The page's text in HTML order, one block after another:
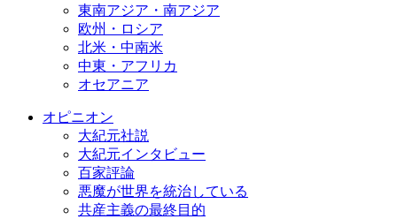
東南アジア・南アジア
欧州・ロシア
北米・中南米
中東・アフリカ
オセアニア
オピニオン
大紀元社説
大紀元インタビュー
百家評論
悪魔が世界を統治している
共産主義の最終目的